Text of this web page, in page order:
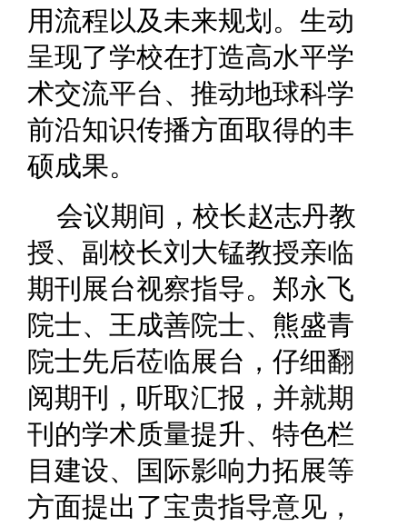
用流程以及未来规划。生动
呈现了学校在打造高水平学
术交流平台、推动地球科学
前沿知识传播方面取得的丰
硕成果。
会议期间，校长赵志丹教
授、副校长刘大锰教授亲临
期刊展台视察指导。郑永飞
院士、王成善院士、熊盛青
院士先后莅临展台，仔细翻
阅期刊，听取汇报，并就期
刊的学术质量提升、特色栏
目建设、国际影响力拓展等
方面提出了宝贵指导意见，